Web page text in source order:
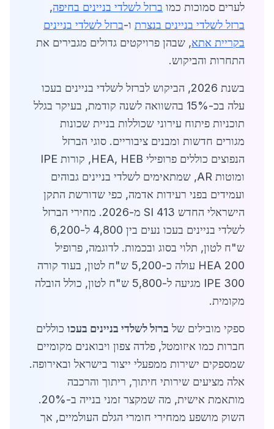
לערים סמוכות כמו ברזל לשלדי בניינים בחיפה,
ברזל לשלדי בניינים בנצרת ו-ברזל לשלדי בניינים
בקריית אתא, שבהן פרויקטים גדולים מגבירים את
התחרות והביקוש.
בשנת 2026, הביקוש לברזל לשלדי בניינים בעכו
עלה בכ-15% בהשוואה לשנה קודמת, בעיקר בגלל
תוכניות פיתוח עירוני שכוללות בניית שכונות
מגורים חדשות ומבנים ציבוריים. סוגי הברזל
הנפוצים כוללים פרופילי HEA, HEB, קורות IPE
ומוטות AR, שמתאימים לשלדי בניינים גבוהים
ועמידים בפני רעידות אדמה, כפי שדורשת התקן
הישראלי החדש SI 413 מ-2026. מחירי הברזל
לשלדי בניינים בעכו נעים בין 4,800 ל-6,200
ש"ח לטון, תלוי בסוג ובכמות. לדוגמה, פרופיל
HEA 200 עולה כ-5,200 ש"ח לטון, בעוד קורה
IPE 300 מגיעה ל-5,800 ש"ח לטון, כולל הובלה
מקומית.
ספקי מובילים של ברזל לשלדי בניינים בעכו כוללים
חברות כמו איזומטל, פלדה צפון ויבואנים מקומיים
שמספקים ישירות ממפעלי ייצור בישראל ובאירופה.
אלה מציעים שירותי חיתוך, ריתוך והרכבה
מותאמת אישית, מה שמקצר זמני בנייה ב-20%.
השוק מושפע ממחירי חומרי הגלם העולמיים, אך